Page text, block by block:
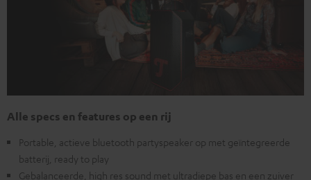
Alle specs en features op een rij
Portable, actieve bluetooth partyspeaker op met geïntegreerde
batterij, ready to play
Gebalanceerde, high res sound met ultradiepe bas en een zuiver